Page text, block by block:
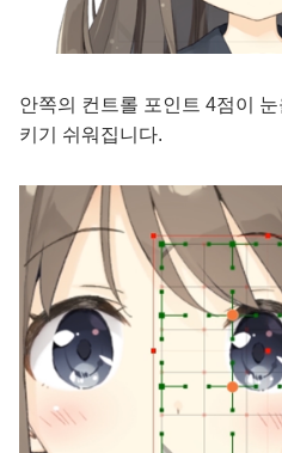
안쪽의 컨트롤 포인트 4점이
키기 쉬워집니다.